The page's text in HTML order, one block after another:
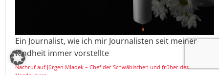
Ein Journalist, wie ich mir Journalisten seit meiner
Kindheit immer vorstellte
Nachruf auf Jürgen Mladek – Chef der Schwäbischen und früher des